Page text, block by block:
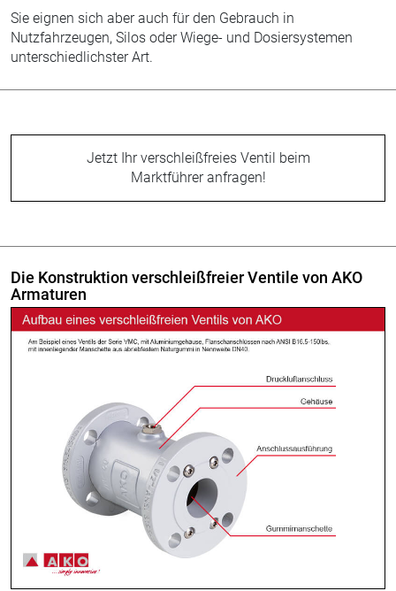
Sie eignen sich aber auch für den Gebrauch in
Nutzfahrzeugen, Silos oder Wiege- und Dosiersystemen
unterschiedlichster Art.
Jetzt Ihr verschleißfreies Ventil beim
Marktführer anfragen!
Die Konstruktion verschleißfreier Ventile von AKO
Armaturen